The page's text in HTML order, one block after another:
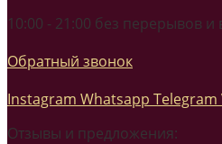
10:00 - 21:00 без перерывов
Обратный звонок
Instagram Whatsapp Telegram
Отзывы и предложения: